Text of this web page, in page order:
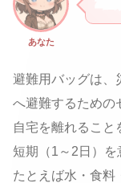
あなた
避難用バッグは、
へ避難するための
自宅を離れること
短期（1～2日）を
たとえば水・食料